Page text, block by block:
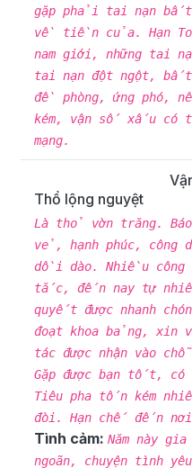
gặp phải tai nạn
về tiền của. Hạn
nam giới, những tai
tai nạn đột ngột, bất
đề phòng, ứng phó,
kém, vận số xấu có
mạng.
Thổ lộng nguyệt
Là thỏ vờn trăng.
vẻ, hạnh phúc, công
dồi dào. Nhiều
tắc, đến nay tự
quyết được nhanh
đoạt khoa bảng, xin
tác được nhận vào
Gặp được bạn tốt,
Tiêu pha tốn kém
đòi. Hạn chế đến
Tình cảm: Năm này
ngoãn, chuyện tình